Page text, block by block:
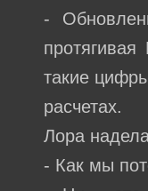
-
такие
расчетах.
Лора
- Как мы